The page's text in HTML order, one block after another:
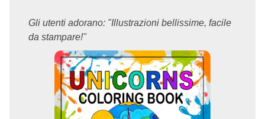
Gli utenti adorano: "Illustrazioni bellissime, facile
da stampare!"